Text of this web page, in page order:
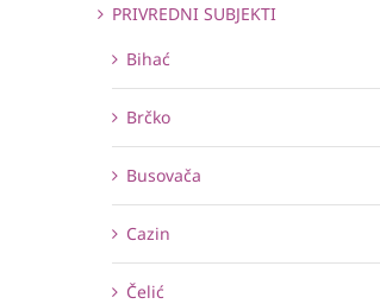
PRIVREDNI SUBJEKTI
Bihać
Brčko
Busovača
Cazin
Čelić